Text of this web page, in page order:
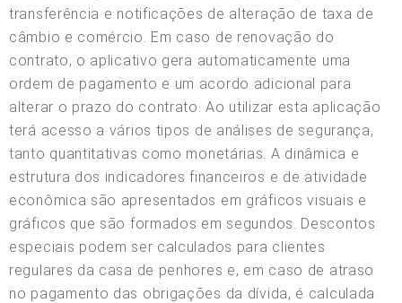
transferência e notificações de alteração de taxa de
câmbio e comércio. Em caso de renovação do
contrato, o aplicativo gera automaticamente uma
ordem de pagamento e um acordo adicional para
alterar o prazo do contrato. Ao utilizar esta aplicação
terá acesso a vários tipos de análises de segurança,
tanto quantitativas como monetárias. A dinâmica e
estrutura dos indicadores financeiros e de atividade
econômica são apresentados em gráficos visuais e
gráficos que são formados em segundos. Descontos
especiais podem ser calculados para clientes
regulares da casa de penhores e, em caso de atraso
no pagamento das obrigações da dívida, é calculada